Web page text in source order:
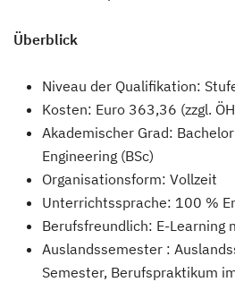
Überblick
Niveau der Qualifikation:
Kosten: Euro 363,36 (zzgl.
Akademischer Grad:
Engineering (BSc)
Organisationsform: Vollzeit
Unterrichtssprache: 100 %
Berufsfreundlich: E-Learning
Auslandssemester :
Semester, Berufspraktikum